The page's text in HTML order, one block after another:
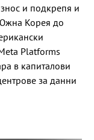
и подкрепя и
Корея до
Platforms
в капиталови
за данни